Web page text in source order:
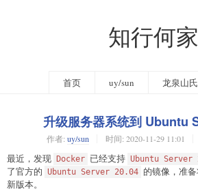
知行何家
首页 uy/sun 龙泉山氏
升级服务器系统到 Ubuntu
作者: uy/sun 时间: 2020-11-29 11:01
最近，发现 Docker 已经支持 Ubuntu Server
了官方的 Ubuntu Server 20.04 的镜像，准
新版本。